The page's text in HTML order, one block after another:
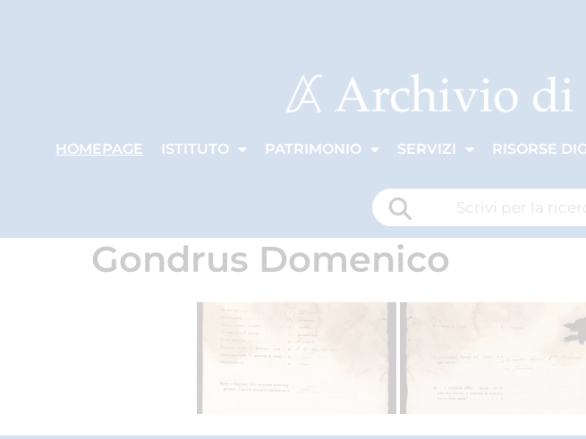
HOMEPAGE ISTITUTO PATRIMONIO SERVIZI RISORSE
Gondrus Domenico